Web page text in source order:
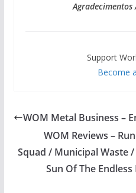
Agradecimentos
Support
Become
WOM Metal Business –
WOM Reviews –
Squad / Municipal Waste
Sun Of The